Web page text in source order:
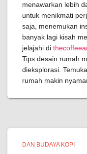
menawarkan lebih
untuk menikmati
saja, menemukan
banyak lagi kisah
jelajahi di
Tips desain rumah
dieksplorasi.
rumah makin
DAN BUDAYA KOPI